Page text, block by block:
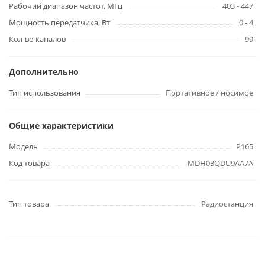
Рабочий диапазон частот, МГц
403 - 447
Мощность передатчика, Вт
0 - 4
Кол-во каналов
99
Дополнительно
Тип использования Портативное / носимое
Общие характеристики
Модель
P165
Код товара
MDH03QDU9AA7A
Тип товара Радиостанция